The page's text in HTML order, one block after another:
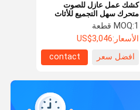
كشك عمل عازل للصوت
متحرك سهل التجميع للأثاث
MOQ:1 قطعة
الأسعار:US$3,046
افضل سعر
contact